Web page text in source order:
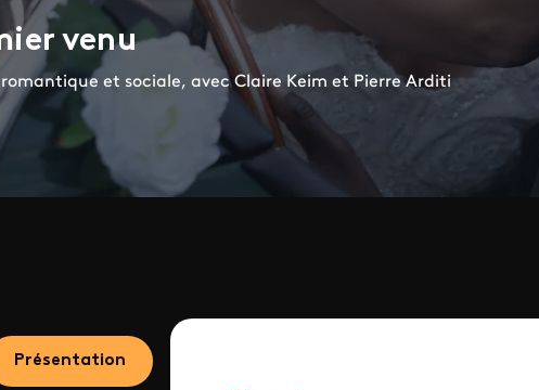
venu
et sociale, avec Claire Keim et Pierre Arditi
Présentation